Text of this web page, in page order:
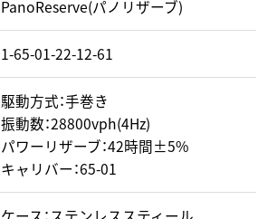
PanoReserve(パノリザーブ)
1-65-01-22-12-61
駆動方式：手巻き
振動数：28800vph(4Hz)
パワーリザーブ：42時間±5%
キャリバー：65-01